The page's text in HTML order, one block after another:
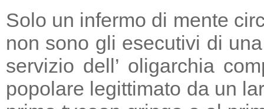
Solo un infermo di mente
non sono gli esecutivi di
servizio dell’ oligarchia
popolare legittimato da un